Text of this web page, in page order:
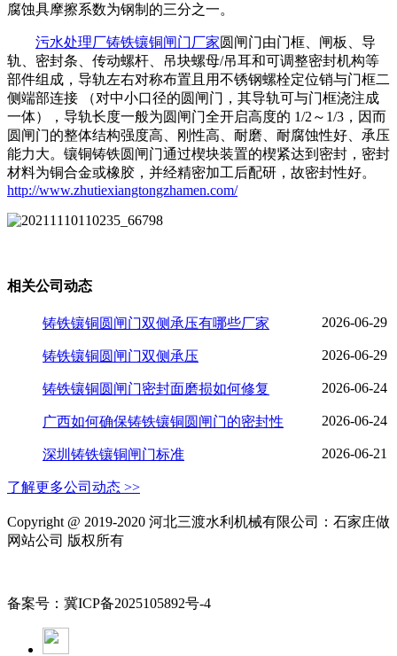
腐蚀具摩擦系数为钢制的三分之一。
污水处理厂铸铁镶铜闸门厂家圆闸门由门框、闸板、导
轨、密封条、传动螺杆、吊块螺母/吊耳和可调整密封机构等
部件组成，导轨左右对称布置且用不锈钢螺栓定位销与门框二
侧端部连接 （对中小口径的圆闸门，其导轨可与门框浇注成
一体），导轨长度一般为圆闸门全开启高度的 1/2～1/3，因而
圆闸门的整体结构强度高、刚性高、耐磨、耐腐蚀性好、承压
能力大。镶铜铸铁圆闸门通过楔块装置的楔紧达到密封，密封
材料为铜合金或橡胶，并经精密加工后配研，故密封性好。
http://www.zhutiexiangtongzhamen.com/
相关公司动态
铸铁镶铜圆闸门双侧承压有哪些厂家 2026-06-29
铸铁镶铜圆闸门双侧承压 2026-06-29
铸铁镶铜圆闸门密封面磨损如何修复 2026-06-24
广西如何确保铸铁镶铜圆闸门的密封性 2026-06-24
深圳铸铁镶铜闸门标准 2026-06-21
了解更多公司动态 >>
Copyright @ 2019-2020 河北三渡水利机械有限公司：石家庄做
网站公司 版权所有
备案号：冀ICP备2025105892号-4